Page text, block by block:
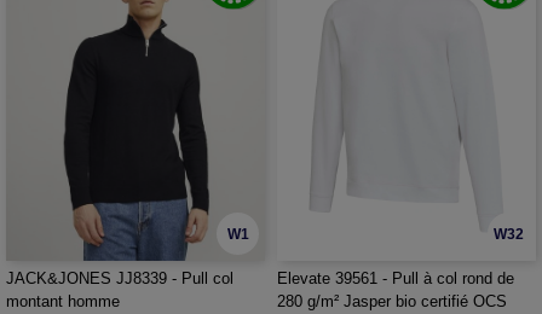
W1
JACK&JONES JJ8339 - Pull col
montant homme
W32
Elevate 39561 - Pull à col rond de
280 g/m² Jasper bio certifié OCS